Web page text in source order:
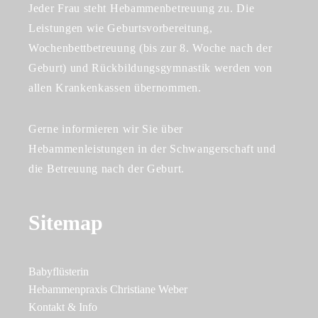
Jeder Frau steht Hebammenbetreuung zu. Die
Leistungen wie Geburtsvorbereitung,
Wochenbettbetreuung (bis zur 8. Woche nach der
Geburt) und Rückbildungsgymnastik werden von
allen Krankenkassen übernommen.
Gerne informieren wir Sie über
Hebammenleistungen in der Schwangerschaft und
die Betreuung nach der Geburt.
Sitemap
Babyflüsterin
Hebammenpraxis Christiane Weber
Kontakt & Info